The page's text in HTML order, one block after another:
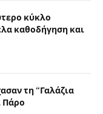
κύκλο
καθοδήγηση και
τη “Γαλάζια
Πάρο